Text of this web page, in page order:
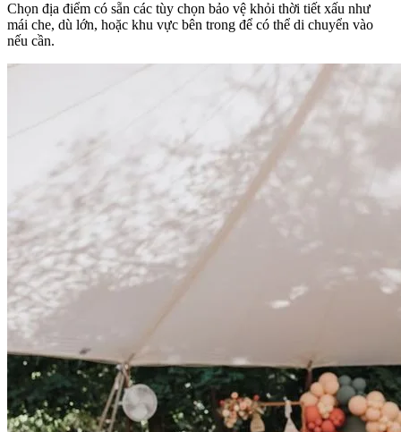
Chọn địa điểm có sẵn các tùy chọn bảo vệ khỏi thời tiết xấu như
mái che, dù lớn, hoặc khu vực bên trong để có thể di chuyển vào
nếu cần.